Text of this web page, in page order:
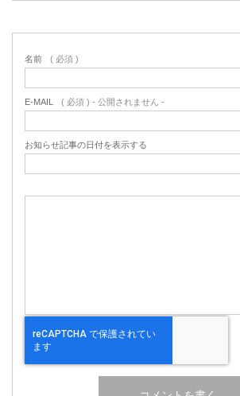
名前 ( 必須 )
E-MAIL ( 必須 ) - 公開されません -
お知らせ記事の日付を表示する